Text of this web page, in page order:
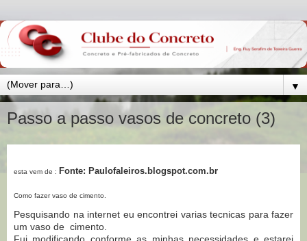
▼
Passo a passo vasos de concreto (3)
esta vem de : Fonte: Paulofaleiros.blogspot.com.br
Como fazer vaso de cimento.
Pesquisando na internet eu encontrei varias tecnicas para fazer
um vaso de cimento.